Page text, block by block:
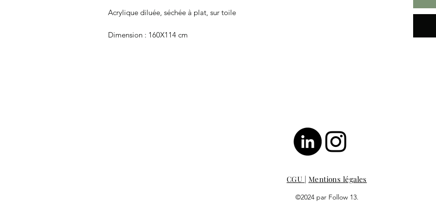
Acrylique diluée, séchée à plat, sur toile
Dimension : 160X114 cm
CGU Mentions légales
©2024 par Follow 13.